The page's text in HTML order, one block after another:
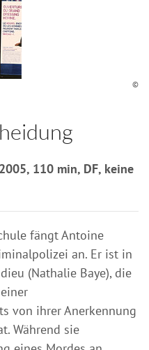
©
110 min, DF, keine
fängt Antoine
an. Er ist in
(Nathalie Baye), die
von ihrer Anerkennung
Während sie